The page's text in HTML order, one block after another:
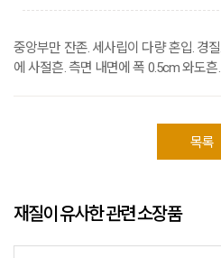
중앙부만 잔존. 세사립이 다량 혼입. 경
에 사절흔. 측면 내면에 폭 0.5cm 와도
목록
재질이 유사한 관련 소장품